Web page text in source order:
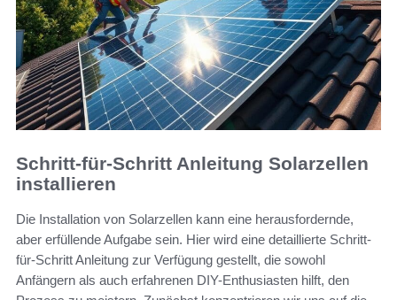
Schritt-für-Schritt Anleitung Solarzellen
installieren
Die Installation von Solarzellen kann eine herausfordernde,
aber erfüllende Aufgabe sein. Hier wird eine detaillierte Schritt-
für-Schritt Anleitung zur Verfügung gestellt, die sowohl
Anfängern als auch erfahrenen DIY-Enthusiasten hilft, den